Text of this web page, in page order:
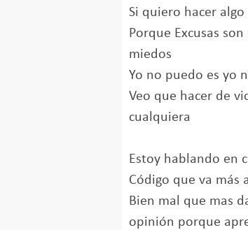
Si quiero hacer
Porque Excusas
miedos
Yo no puedo es yo
Veo que hacer de
cualquiera
Estoy hablando en
Código que va más
Bien mal que mas
opinión porque